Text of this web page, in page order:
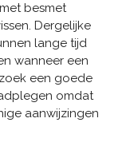
besmet
Dergelijke
lange tijd
wanneer een
een goede
omdat
aanwijzingen